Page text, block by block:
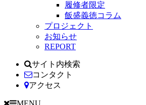
履修者限定
飯盛義徳コラム
プロジェクト
お知らせ
REPORT
サイト内検索
コンタクト
アクセス
MENU